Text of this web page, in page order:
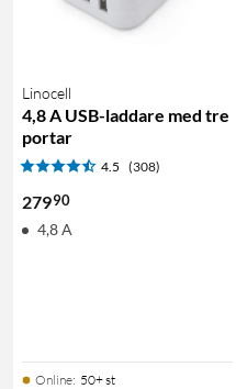
Linocell
4,8 A USB-laddare med tre
portar
4.5 (308)
27990
4,8 A
Online: 50+ st